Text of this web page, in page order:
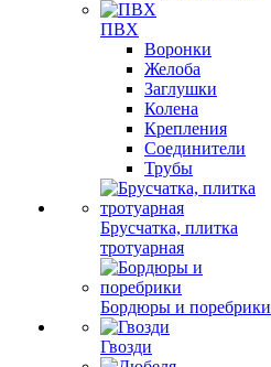
ПВХ
Воронки
Желоба
Заглушки
Колена
Крепления
Соединители
Трубы
Брусчатка, плитка
тротуарная
Бордюры и поребрики
Гвозди